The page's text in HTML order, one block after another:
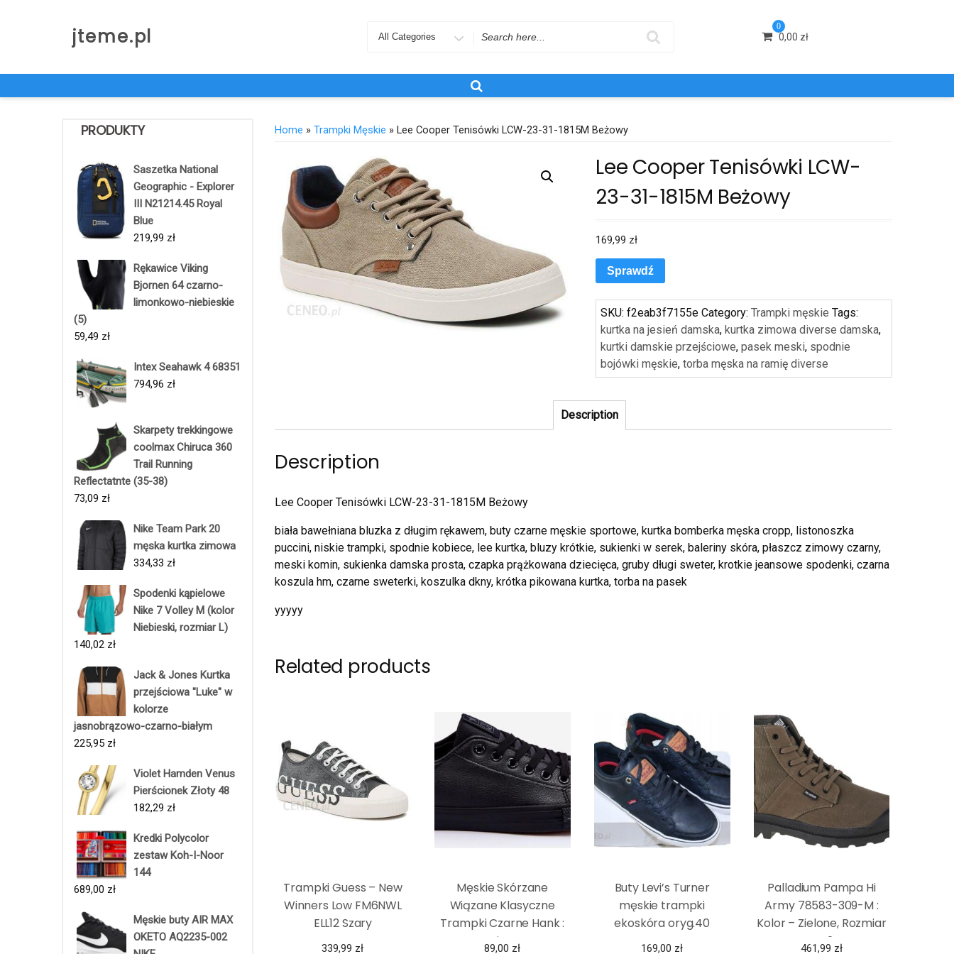
jteme.pl
Search
0
0,00 zł
PRODUKTY
Saszetka National
Geographic - Explorer
III N21214.45 Royal
Blue
219,99 zł
Rękawice Viking
Bjornen 64 czarno-
limonkowo-niebieskie
(5)
59,49 zł
Intex Seahawk 4 68351
794,96 zł
Skarpety trekkingowe
coolmax Chiruca 360
Trail Running
Reflectatnte (35-38)
73,09 zł
Nike Team Park 20
męska kurtka zimowa
334,33 zł
Spodenki kąpielowe
Nike 7 Volley M (kolor
Niebieski, rozmiar L)
140,02 zł
Jack & Jones Kurtka
przejściowa "Luke" w
kolorze
jasnobrązowo-czarno-białym
225,95 zł
Violet Hamden Venus
Pierścionek Złoty 48
182,29 zł
Kredki Polycolor
zestaw Koh-I-Noor
144
689,00 zł
Męskie buty AIR MAX
OKETO AQ2235-002
Home » Trampki Męskie » Lee Cooper Tenisówki LCW-23-31-1815M Beżowy
Lee Cooper Tenisówki LCW-
23-31-1815M Beżowy
169,99 zł
Sprawdź
SKU:f2eab3f7155e Category:Trampki męskie Tags:
kurtka na jesień damska,kurtka zimowa diverse damska,
kurtki damskie przejściowe,pasek meski, spodnie
bojówki męskie,torba męska na ramię diverse
Description
Description
Lee Cooper Tenisówki LCW-23-31-1815M Beżowy
biała bawełniana bluzka z długim rękawem, buty czarne męskie sportowe, kurtka bomberka męska cropp, listonoszka
puccini, niskie trampki, spodnie kobiece, lee kurtka, bluzy krótkie, sukienki w serek, baleriny skóra, płaszcz zimowy czarny,
meski komin, sukienka damska prosta, czapka prążkowana dziecięca, gruby długi sweter, krotkie jeansowe spodenki, czarna
koszula hm, czarne sweterki, koszulka dkny, krótka pikowana kurtka, torba na pasek
yyyyy
Related products
Trampki Guess – New
Winners Low FM6NWL
ELL12 Szary
339,99 zł
Męskie Skórzane
Wiązane Klasyczne
Trampki Czarne Hank :
Rozmiar – 44
89,00 zł
Buty Levi’s Turner
męskie trampki
ekoskóra oryg.40
169,00 zł
Palladium Pampa Hi
Army 78583-309-M :
Kolor – Zielone, Rozmiar
– 42
461,99 zł